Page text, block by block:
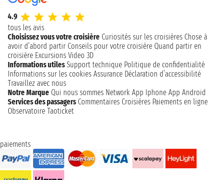
4.9
tous les avis
Choisissez vous votre croisière Curiosités sur les croisières Chose à
avoir d’abord partir Conseils pour votre croisière Quand partir en
croisière Excursions Video 3D
Informations utiles Support technique Politique de confidentialité
Informations sur les cookies Assurance Déclaration d’accessibilité
Travaillez avec nous
Notre Marque Qui nous sommes Network App Iphone App Android
Services des passagers Commentaires Croisières Paiements en ligne
Observatoire Taoticket
paiements